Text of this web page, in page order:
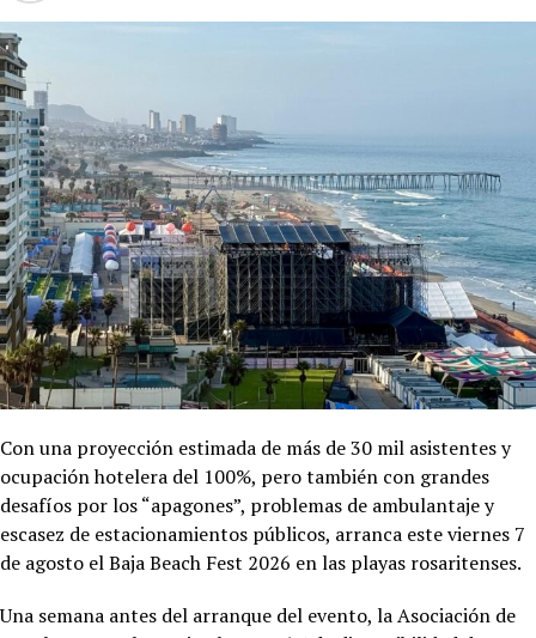
Con una proyección estimada de más de 30 mil asistentes y
ocupación hotelera del 100%, pero también con grandes
desafíos por los “apagones”, problemas de ambulantaje y
escasez de estacionamientos públicos, arranca este viernes 7
de agosto el Baja Beach Fest 2026 en las playas rosaritenses.
Una semana antes del arranque del evento, la Asociación de